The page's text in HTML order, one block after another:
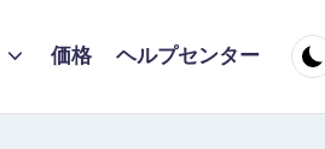
価格 ヘルプセンター